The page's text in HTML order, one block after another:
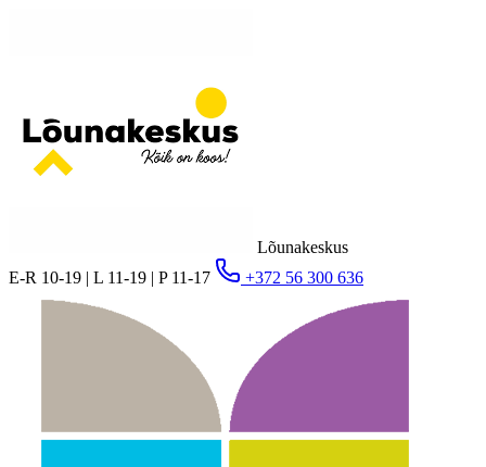
Lõunakeskus
E-R 10-19 | L 11-19 | P 11-17
+372 56 300 636